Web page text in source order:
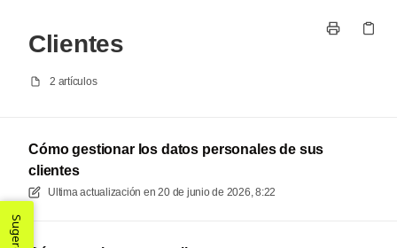
Clientes
2 artículos
Cómo gestionar los datos personales de sus
clientes
Ultima actualización en 20 de junio de 2026, 8:22